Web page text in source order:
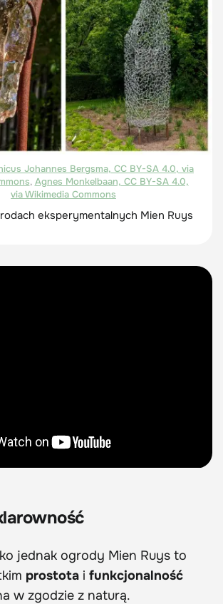
Johannes Bergsma, CC BY-SA 4.0, via
, Agnes Monkelbaan, CC BY-SA 4.0,
via Wikimedia Commons
eksperymentalnych Mien Ruys
jednak ogrody Mien Ruys to
prostota i funkcjonalność
w zgodzie z naturą.